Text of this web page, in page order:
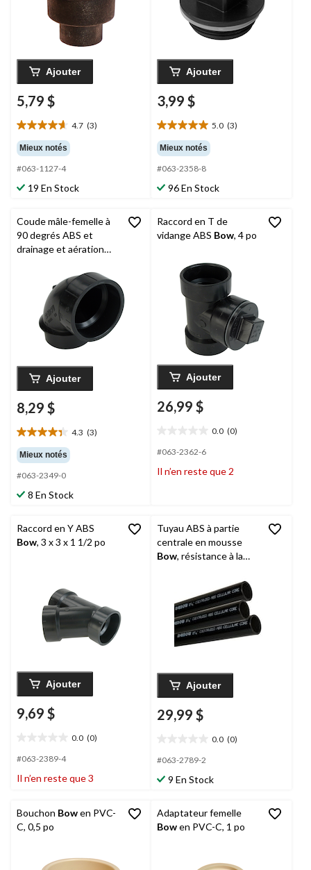
Ajouter
5,79 $
4.7 (3)
4.7
étoile(s)
sur
5.
3
Mieux notés
#063-1127-4
19 En Stock
Ajouter
3,99 $
5.0 (3)
5.0
étoile(s)
sur
5.
3
Mieux notés
#063-2358-8
96 En Stock
Coude mâle-femelle à
90 degrés ABS et
drainage et aération
Ajouter
8,29 $
4.3 (3)
4.3
étoile(s)
sur
5.
3
Mieux notés
#063-2349-0
8 En Stock
Raccord en T de
vidange ABS Bow, 4 po
Ajouter
26,99 $
0.0 (0)
étoile(s)
5.
#063-2362-6
Il n’en reste que 2
Raccord en Y ABS
Bow, 3 x 3 x 1 1/2 po
Ajouter
9,69 $
0.0 (0)
étoile(s)
5.
#063-2389-4
Il n’en reste que 3
Tuyau ABS à partie
centrale en mousse
Bow, résistance à la
Ajouter
29,99 $
0.0 (0)
étoile(s)
5.
#063-2789-2
9 En Stock
Bouchon Bowen PVC-
C, 0,5 po
Adaptateur femelle
Bowen PVC-C, 1 po